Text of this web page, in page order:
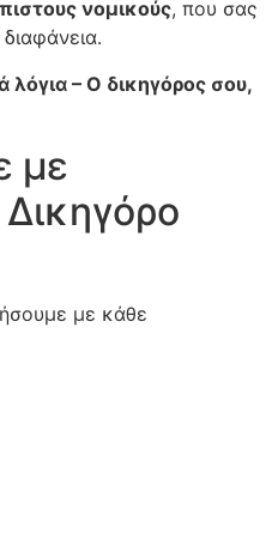
νομικούς, που σας
λόγια – Ο δικηγόρος σου,
με
με κάθε